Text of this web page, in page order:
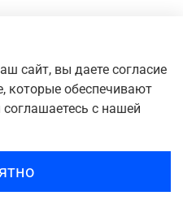
сайт, вы даете согласие
которые обеспечивают
с нашей